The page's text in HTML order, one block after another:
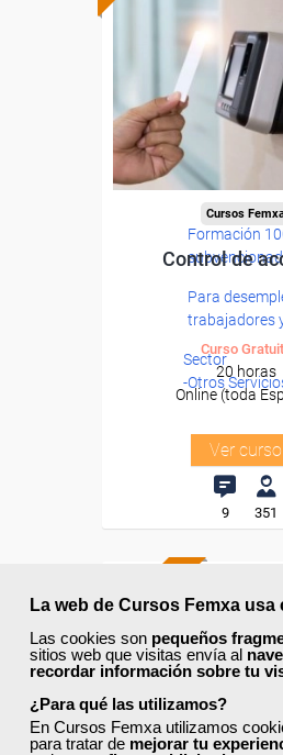
La web de Cursos Femxa usa
Las cookies son pequeños
sitios web que visitas envía al
recordar información sobre tu
¿Para qué las utilizamos?
En Cursos Femxa utilizamos
para tratar de mejorar tu
Formación
Para
trabajadores
Sector
-Otros
Cursos
Control de
Curso
20 horas
Online (toda
Ver curso
9 351
ONLINE